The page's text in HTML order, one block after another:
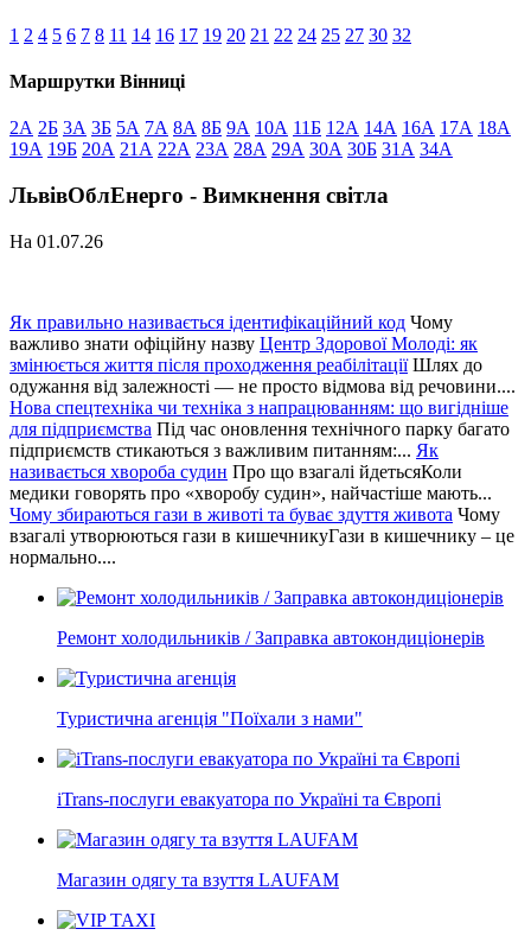
1 2 4 5 6 7 8 11 14 16 17 19 20 21 22 24 25 27 30 32
Маршрутки Вінниці
2А 2Б 3А 3Б 5А 7А 8А 8Б 9А 10А 11Б 12А 14А 16А 17А 18А
19А 19Б 20А 21А 22А 23А 28А 29А 30А 30Б 31А 34А
ЛьвівОблЕнерго - Вимкнення світла
На 01.07.26
Як правильно називається ідентифікаційний код Чому
важливо знати офіційну назву Центр Здорової Молоді: як
змінюється життя після проходження реабілітації Шлях до
одужання від залежності — не просто відмова від речовини....
Нова спецтехніка чи техніка з напрацюванням: що вигідніше
для підприємства Під час оновлення технічного парку багато
підприємств стикаються з важливим питанням:... Як
називається хвороба судин Про що взагалі йдетьсяКоли
медики говорять про «хворобу судин», найчастіше мають...
Чому збираються гази в животі та буває здуття живота Чому
взагалі утворюються гази в кишечникуГази в кишечнику – це
нормально....
Ремонт холодильників / Заправка автокондиціонерів
Туристична агенція "Поїхали з нами"
iTrans-послуги евакуатора по Україні та Європі
Магазин одягу та взуття LAUFAM